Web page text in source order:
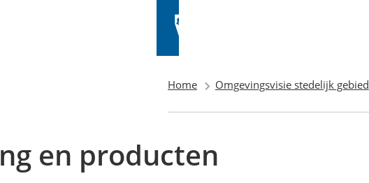
externe
Home Omgevingsvisie stedelijk gebied
en producten